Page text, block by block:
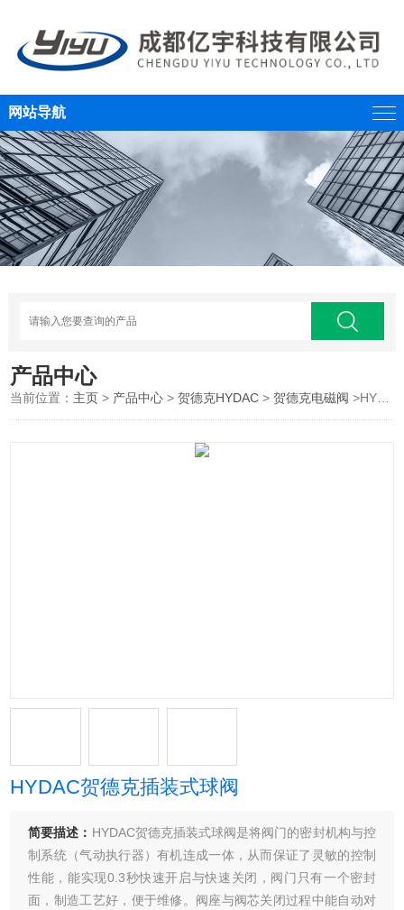
网站导航
产品中心
当前位置： 主页 > 产品中心 >贺德克HYDAC >贺德克电磁阀 >HYDAC贺德克插装式球阀
HYDAC贺德克插装式球阀
简要描述： HYDAC贺德克插装式球阀是将阀门的密封机构与控
制系统（气动执行器）有机连成一体，从而保证了灵敏的控制
性能，能实现0.3秒快速开启与快速关闭，阀门只有一个密封
面，制造工艺好，便于维修。阀座与阀芯关闭过程中能自动对